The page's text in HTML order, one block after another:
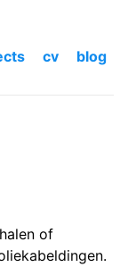
cv blog
of